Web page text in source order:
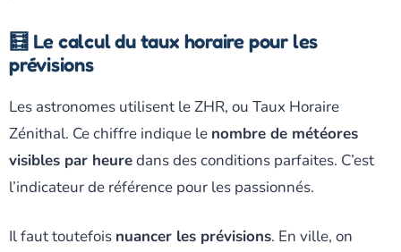
🧮 Le calcul du taux horaire pour les
prévisions
Les astronomes utilisent le ZHR, ou Taux Horaire
Zénithal. Ce chiffre indique le nombre de météores
visibles par heuredans des conditions parfaites. C’est
l’indicateur de référence pour les passionnés.
Il faut toutefois nuancer les prévisions. En ville, on